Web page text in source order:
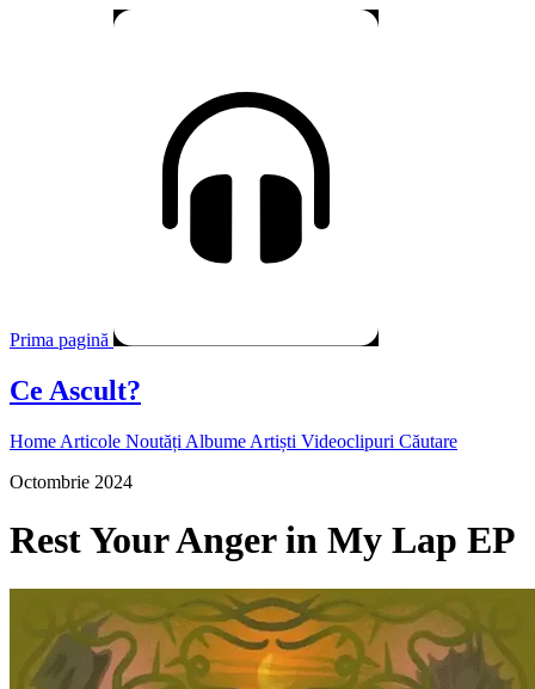
Prima pagină
Ce Ascult?
Home Articole Noutăți Albume Artiști Videoclipuri Căutare
Octombrie 2024
Rest Your Anger in My Lap EP
Pagina externă
Pagina externă
Pagina externă